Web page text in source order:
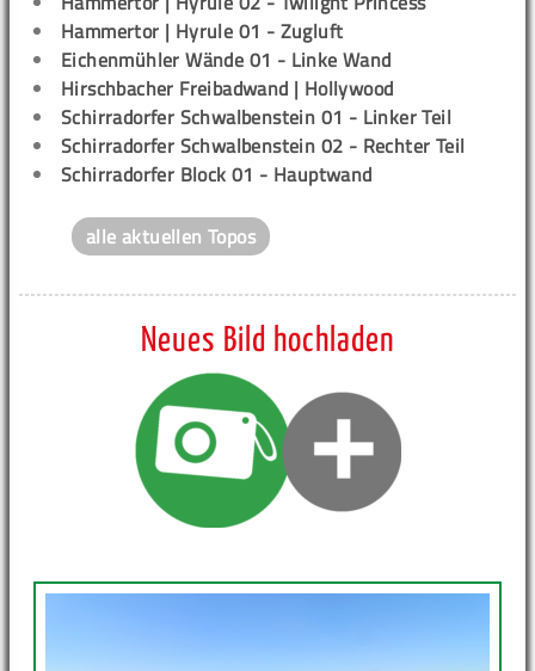
Hammertor | Hyrule 01 - Zugluft
Eichenmühler Wände 01 - Linke Wand
Hirschbacher Freibadwand | Hollywood
Schirradorfer Schwalbenstein 01 - Linker Teil
Schirradorfer Schwalbenstein 02 - Rechter Teil
Schirradorfer Block 01 - Hauptwand
alle aktuellen Topos
Neues Bild hochladen